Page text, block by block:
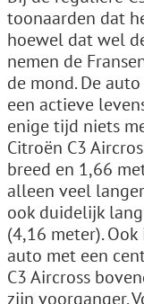
toonaarden dat
hoewel dat wel
nemen de
de mond. De
een actieve
enige tijd niets
Citroën C3
breed en 1,66
alleen veel
ook duidelijk
(4,16 meter).
auto met een
C3 Aircross
zijn voorganger.